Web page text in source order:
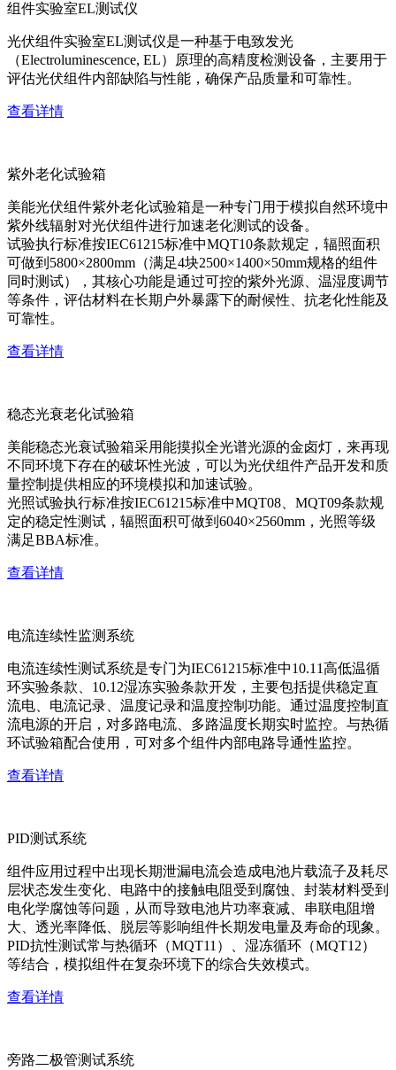
组件实验室EL测试仪
光伏组件实验室EL测试仪是一种基于电致发光
（Electroluminescence, EL）原理的高精度检测设备，主要用于
评估光伏组件内部缺陷与性能，确保产品质量和可靠性。
查看详情
紫外老化试验箱
美能光伏组件紫外老化试验箱是一种专门用于模拟自然环境中
紫外线辐射对光伏组件进行加速老化测试的设备。
试验执行标准按IEC61215标准中MQT10条款规定，辐照面积
可做到5800×2800mm（满足4块2500×1400×50mm规格的组件
同时测试），其核心功能是通过可控的紫外光源、温湿度调节
等条件，评估材料在长期户外暴露下的耐候性、抗老化性能及
可靠性。
查看详情
稳态光衰老化试验箱
美能稳态光衰试验箱采用能摸拟全光谱光源的金卤灯，来再现
不同环境下存在的破坏性光波，可以为光伏组件产品开发和质
量控制提供相应的环境模拟和加速试验。
光照试验执行标准按IEC61215标准中MQT08、MQT09条款规
定的稳定性测试，辐照面积可做到6040×2560mm，光照等级
满足BBA标准。
查看详情
电流连续性监测系统
电流连续性测试系统是专门为IEC61215标准中10.11高低温循
环实验条款、10.12湿冻实验条款开发，主要包括提供稳定直
流电、电流记录、温度记录和温度控制功能。通过温度控制直
流电源的开启，对多路电流、多路温度长期实时监控。与热循
环试验箱配合使用，可对多个组件内部电路导通性监控。
查看详情
PID测试系统
组件应用过程中出现长期泄漏电流会造成电池片载流子及耗尽
层状态发生变化、电路中的接触电阻受到腐蚀、封装材料受到
电化学腐蚀等问题，从而导致电池片功率衰减、串联电阻增
大、透光率降低、脱层等影响组件长期发电量及寿命的现象。
PID抗性测试常与热循环（MQT11）、湿冻循环（MQT12）
等结合，模拟组件在复杂环境下的综合失效模式。
查看详情
旁路二极管测试系统